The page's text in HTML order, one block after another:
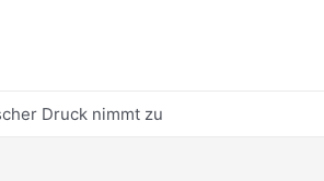
Druck nimmt zu